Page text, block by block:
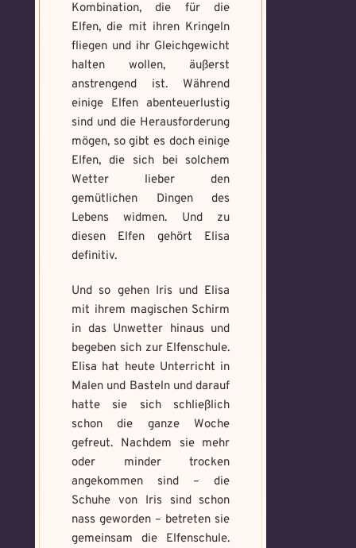
Kombination, die für die
Elfen, die mit ihren Kringeln
fliegen und ihr Gleichgewicht
halten wollen, äußerst
anstrengend ist. Während
einige Elfen abenteuerlustig
sind und die Herausforderung
mögen, so gibt es doch einige
Elfen, die sich bei solchem
Wetter lieber den
gemütlichen Dingen des
Lebens widmen. Und zu
diesen Elfen gehört Elisa
definitiv.
Und so gehen Iris und Elisa
mit ihrem magischen Schirm
in das Unwetter hinaus und
begeben sich zur Elfenschule.
Elisa hat heute Unterricht in
Malen und Basteln und darauf
hatte sie sich schließlich
schon die ganze Woche
gefreut. Nachdem sie mehr
oder minder trocken
angekommen sind – die
Schuhe von Iris sind schon
nass geworden – betreten sie
gemeinsam die Elfenschule.
Voraussetzung: 5.
Magische
Artefakte
Benutzername *